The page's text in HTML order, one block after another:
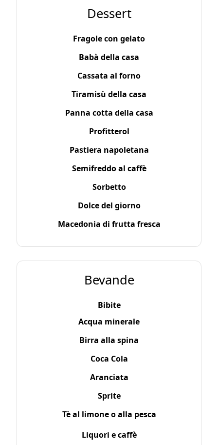
Dessert
Fragole con gelato
Babà della casa
Cassata al forno
Tiramisù della casa
Panna cotta della casa
Profitterol
Pastiera napoletana
Semifreddo al caffè
Sorbetto
Dolce del giorno
Macedonia di frutta fresca
Bevande
Bibite
Acqua minerale
Birra alla spina
Coca Cola
Aranciata
Sprite
Tè al limone o alla pesca
Liquori e caffè